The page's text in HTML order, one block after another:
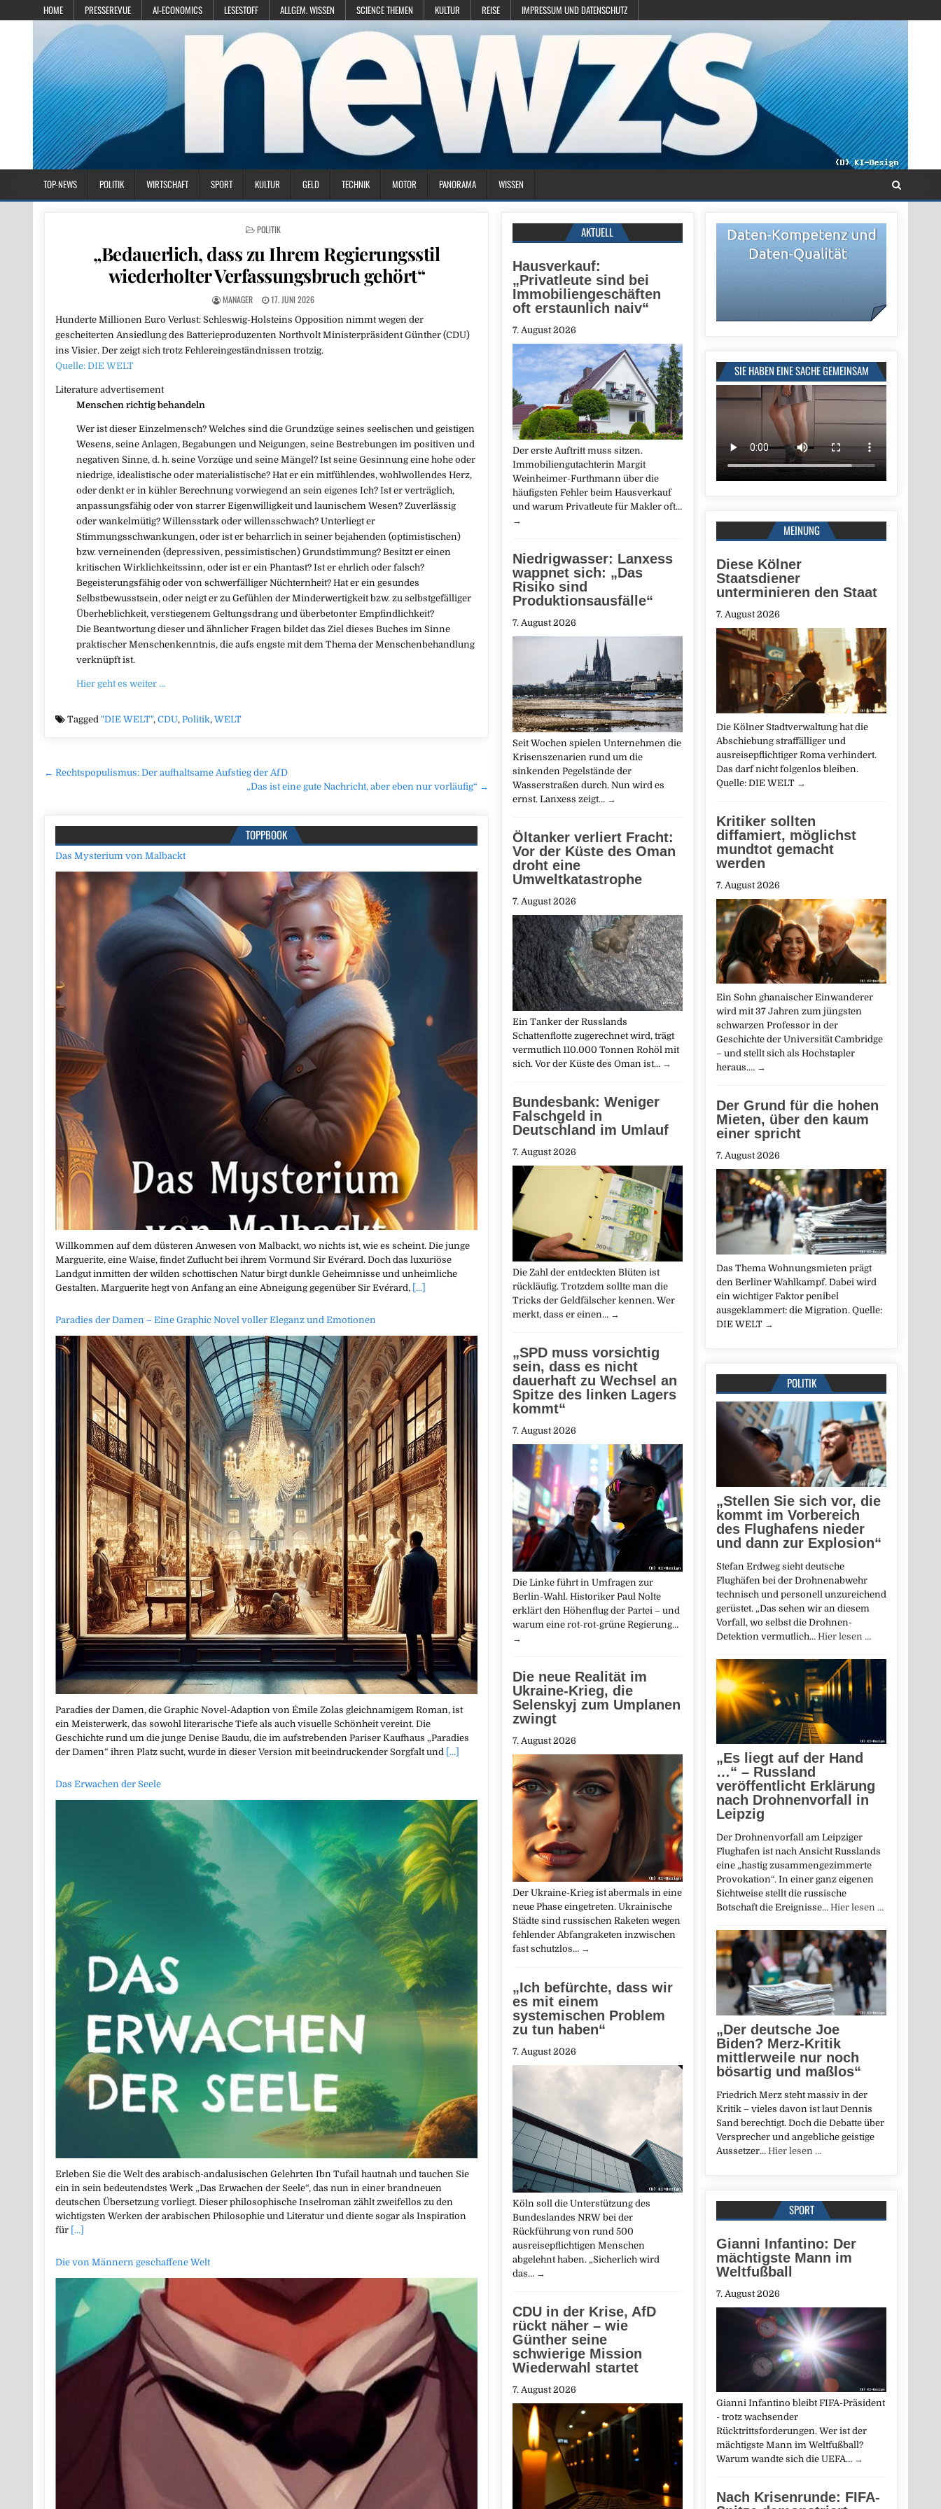
HOME PRESSEREVUE AI-ECONOMICS LESESTOFF ALLGEM. WISSEN SCIENCE THEMEN KULTUR REISE IMPRESSUM UND DATENSCHUTZ
TOP-NEWS POLITIK WIRTSCHAFT SPORT KULTUR GELD TECHNIK MOTOR PANORAMA WISSEN
POSTED IN
POLITIK
„Bedauerlich, dass zu Ihrem Regierungsstil
wiederholter Verfassungsbruch gehört“
MANAGER 17. JUNI 2026
Hunderte Millionen Euro Verlust: Schleswig-Holsteins Opposition nimmt wegen der
gescheiterten Ansiedlung des Batterieproduzenten Northvolt Ministerpräsident Günther (CDU)
ins Visier. Der zeigt sich trotz Fehlereingeständnissen trotzig.
Quelle: DIE WELT
Literature advertisement
Menschen richtig behandeln
Wer ist dieser Einzelmensch? Welches sind die Grundzüge seines seelischen und geistigen
Wesens, seine Anlagen, Begabungen und Neigungen, seine Bestrebungen im positiven und
negativen Sinne, d. h. seine Vorzüge und seine Mängel? Ist seine Gesinnung eine hohe oder
niedrige, idealistische oder materialistische? Hat er ein mitfühlendes, wohlwollendes Herz,
oder denkt er in kühler Berechnung vorwiegend an sein eigenes Ich? Ist er verträglich,
anpassungsfähig oder von starrer Eigenwilligkeit und launischem Wesen? Zuverlässig
oder wankelmütig? Willensstark oder willensschwach? Unterliegt er
Stimmungsschwankungen, oder ist er beharrlich in seiner bejahenden (optimistischen)
bzw. verneinenden (depressiven, pessimistischen) Grundstimmung? Besitzt er einen
kritischen Wirklichkeitssinn, oder ist er ein Phantast? Ist er ehrlich oder falsch?
Begeisterungsfähig oder von schwerfälliger Nüchternheit? Hat er ein gesundes
Selbstbewusstsein, oder neigt er zu Gefühlen der Minderwertigkeit bzw. zu selbstgefälliger
Überheblichkeit, verstiegenem Geltungsdrang und überbetonter Empfindlichkeit?
Die Beantwortung dieser und ähnlicher Fragen bildet das Ziel dieses Buches im Sinne
praktischer Menschenkenntnis, die aufs engste mit dem Thema der Menschenbehandlung
verknüpft ist.
Hier geht es weiter …
Tagged"DIE WELT",CDU,Politik,WELT
Beitragsnavigation
← Rechtspopulismus: Der aufhaltsame Aufstieg der AfD
„Das ist eine gute Nachricht, aber eben nur vorläufig“ →
TOPPBOOK
Das Mysterium von Malbackt
Willkommen auf dem düsteren Anwesen von Malbackt, wo nichts ist, wie es scheint. Die junge
Marguerite, eine Waise, findet Zuflucht bei ihrem Vormund Sir Evérard. Doch das luxuriöse
Landgut inmitten der wilden schottischen Natur birgt dunkle Geheimnisse und unheimliche
Gestalten. Marguerite hegt von Anfang an eine Abneigung gegenüber Sir Evérard, [...]
Paradies der Damen – Eine Graphic Novel voller Eleganz und Emotionen
Paradies der Damen, die Graphic Novel-Adaption von Émile Zolas gleichnamigem Roman, ist
ein Meisterwerk, das sowohl literarische Tiefe als auch visuelle Schönheit vereint. Die
Geschichte rund um die junge Denise Baudu, die im aufstrebenden Pariser Kaufhaus „Paradies
der Damen“ ihren Platz sucht, wurde in dieser Version mit beeindruckender Sorgfalt und [...]
Das Erwachen der Seele
Erleben Sie die Welt des arabisch-andalusischen Gelehrten Ibn Tufail hautnah und tauchen Sie
ein in sein bedeutendstes Werk „Das Erwachen der Seele“, das nun in einer brandneuen
deutschen Übersetzung vorliegt. Dieser philosophische Inselroman zählt zweifellos zu den
wichtigsten Werken der arabischen Philosophie und Literatur und diente sogar als Inspiration
für [...]
Die von Männern geschaffene Welt
SIE HABEN EINE SACHE GEMEINSAM
MEINUNG
Diese Kölner
Staatsdiener
unterminieren den Staat
7. August 2026
Die Kölner Stadtverwaltung hat die
Abschiebung straffälliger und
ausreisepflichtiger Roma verhindert.
Das darf nicht folgenlos bleiben.
Quelle: DIE WELT →
Kritiker sollten
diffamiert, möglichst
mundtot gemacht
werden
7. August 2026
Ein Sohn ghanaischer Einwanderer
wird mit 37 Jahren zum jüngsten
schwarzen Professor in der
Geschichte der Universität Cambridge
– und stellt sich als Hochstapler
heraus.… →
Der Grund für die hohen
Mieten, über den kaum
einer spricht
7. August 2026
Das Thema Wohnungsmieten prägt
den Berliner Wahlkampf. Dabei wird
ein wichtiger Faktor penibel
ausgeklammert: die Migration. Quelle:
DIE WELT →
POLITIK
„Stellen Sie sich vor, die
kommt im Vorbereich
des Flughafens nieder
und dann zur Explosion“
Stefan Erdweg sieht deutsche
Flughäfen bei der Drohnenabwehr
technisch und personell unzureichend
gerüstet. „Das sehen wir an diesem
Vorfall, wo selbst die Drohnen-
Detektion vermutlich… Hier lesen …
„Es liegt auf der Hand
…“ – Russland
veröffentlicht Erklärung
nach Drohnenvorfall in
Leipzig
Der Drohnenvorfall am Leipziger
Flughafen ist nach Ansicht Russlands
eine „hastig zusammengezimmerte
Provokation“. In einer ganz eigenen
Sichtweise stellt die russische
Botschaft die Ereignisse… Hier lesen …
„Der deutsche Joe
Biden? Merz-Kritik
mittlerweile nur noch
bösartig und maßlos“
Friedrich Merz steht massiv in der
Kritik – vieles davon ist laut Dennis
Sand berechtigt. Doch die Debatte über
Versprecher und angebliche geistige
Aussetzer… Hier lesen …
SPORT
Gianni Infantino: Der
mächtigste Mann im
Weltfußball
7. August 2026
Gianni Infantino bleibt FIFA-Präsident
- trotz wachsender
Rücktrittsforderungen. Wer ist der
mächtigste Mann im Weltfußball?
Warum wandte sich die UEFA… →
Nach Krisenrunde: FIFA-
AKTUELL
Hausverkauf:
„Privatleute sind bei
Immobiliengeschäften
oft erstaunlich naiv“
7. August 2026
Der erste Auftritt muss sitzen.
Immobiliengutachterin Margit
Weinheimer-Furthmann über die
häufigsten Fehler beim Hausverkauf
und warum Privatleute für Makler oft…
→
Niedrigwasser: Lanxess
wappnet sich: „Das
Risiko sind
Produktionsausfälle“
7. August 2026
Seit Wochen spielen Unternehmen die
Krisenszenarien rund um die
sinkenden Pegelstände der
Wasserstraßen durch. Nun wird es
ernst. Lanxess zeigt… →
Öltanker verliert Fracht:
Vor der Küste des Oman
droht eine
Umweltkatastrophe
7. August 2026
Ein Tanker der Russlands
Schattenflotte zugerechnet wird, trägt
vermutlich 110.000 Tonnen Rohöl mit
sich. Vor der Küste des Oman ist… →
Bundesbank: Weniger
Falschgeld in
Deutschland im Umlauf
7. August 2026
Die Zahl der entdeckten Blüten ist
rückläufig. Trotzdem sollte man die
Tricks der Geldfälscher kennen. Wer
merkt, dass er einen… →
„SPD muss vorsichtig
sein, dass es nicht
dauerhaft zu Wechsel an
Spitze des linken Lagers
kommt“
7. August 2026
Die Linke führt in Umfragen zur
Berlin-Wahl. Historiker Paul Nolte
erklärt den Höhenflug der Partei – und
warum eine rot-rot-grüne Regierung…
→
Die neue Realität im
Ukraine-Krieg, die
Selenskyj zum Umplanen
zwingt
7. August 2026
Der Ukraine-Krieg ist abermals in eine
neue Phase eingetreten. Ukrainische
Städte sind russischen Raketen wegen
fehlender Abfangraketen inzwischen
fast schutzlos… →
„Ich befürchte, dass wir
es mit einem
systemischen Problem
zu tun haben“
7. August 2026
Köln soll die Unterstützung des
Bundeslandes NRW bei der
Rückführung von rund 500
ausreisepflichtigen Menschen
abgelehnt haben. „Sicherlich wird
das… →
CDU in der Krise, AfD
rückt näher – wie
Günther seine
schwierige Mission
Wiederwahl startet
7. August 2026